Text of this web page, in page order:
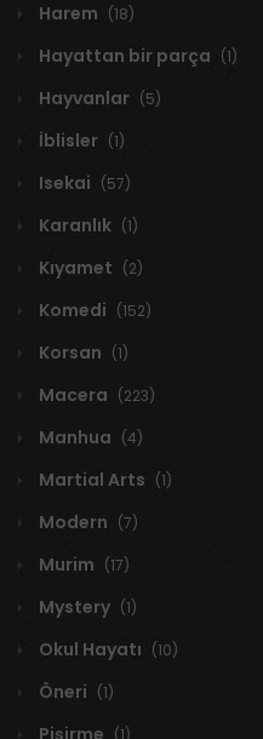
Harem (18)
Hayattan bir parça (1)
Hayvanlar (5)
İblisler (1)
Isekai (57)
Karanlık (1)
Kıyamet (2)
Komedi (152)
Korsan (1)
Macera (223)
Manhua (4)
Martial Arts (1)
Modern (7)
Murim (17)
Mystery (1)
Okul Hayatı (10)
Öneri (1)
Pişirme (1)